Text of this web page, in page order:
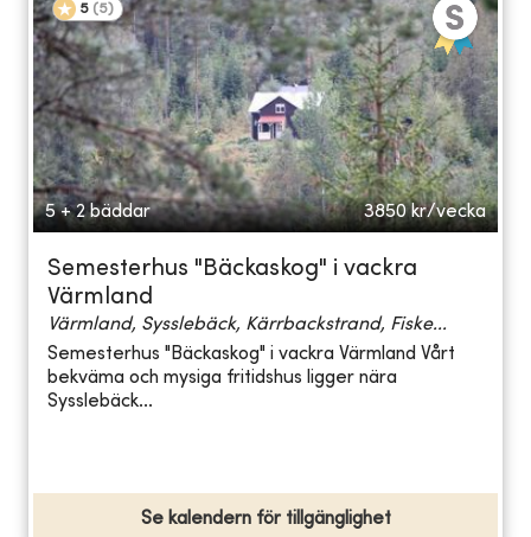
5 (5)
5 + 2 bäddar 3850 kr/vecka
Semesterhus "Bäckaskog" i vackra
Värmland
Värmland, Sysslebäck, Kärrbackstrand, Fiske...
Semesterhus "Bäckaskog" i vackra Värmland Vårt
bekväma och mysiga fritidshus ligger nära
Sysslebäck...
Se kalendern för tillgänglighet